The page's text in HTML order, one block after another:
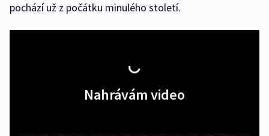
pochází už z počátku minulého století.
Nahrávám video